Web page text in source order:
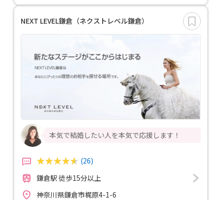
NEXT LEVEL鎌倉（ネクストレベル鎌倉）
本気で結婚したい人を本気で応援します！
(26)
鎌倉駅 徒歩15分以上
神奈川県鎌倉市梶原4-1-6